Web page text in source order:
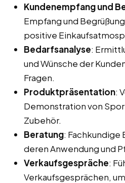
Kundenempfang und
Empfang und
positive
Bedarfsanalyse:
und Wünsche der
Fragen.
Produktpräsentation:
Demonstration von
Zubehör.
Beratung: Fachkundige
deren Anwendung und
Verkaufsgespräche:
Verkaufsgesprächen,